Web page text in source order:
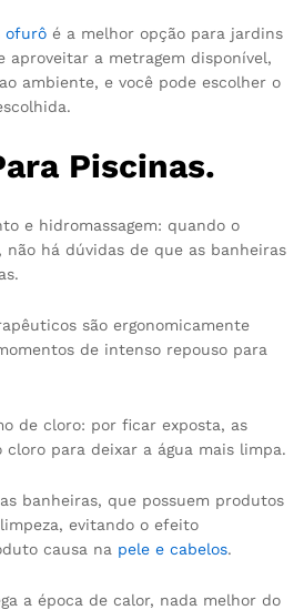
ofurô é a melhor opção para jardins
aproveitar a metragem disponível,
ambiente, e você pode escolher o
Piscinas.
e hidromassagem: quando o
não há dúvidas de que as banheiras
são ergonomicamente
de intenso repouso para
de cloro: por ficar exposta, as
cloro para deixar a água mais limpa.
banheiras, que possuem produtos
evitando o efeito
causa na pele e cabelos.
a época de calor, nada melhor do